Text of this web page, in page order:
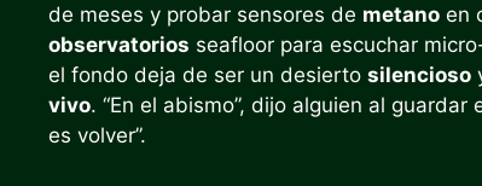
de meses y probar sensores de metano en
observatorios seafloor para escuchar
el fondo deja de ser un desierto silencioso
vivo. “En el abismo”, dijo alguien al guardar
es volver”.